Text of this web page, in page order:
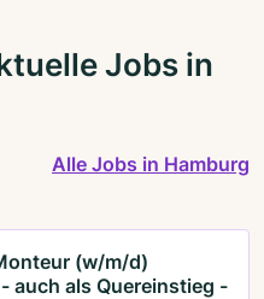
Jobs in
Alle Jobs in Hamburg
(w/m/d)
auch als Quereinstieg -